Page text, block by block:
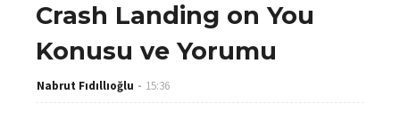
Crash Landing on You
Konusu ve Yorumu
Nabrut Fıdıllıoğlu 15:36